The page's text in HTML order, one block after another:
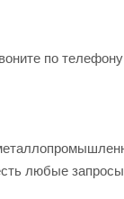
по
любые